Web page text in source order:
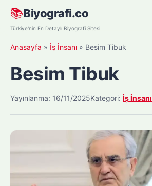
Skip
content
📚Biyografi.co
Türkiye'nin En Detaylı Biyografi Sitesi
Anasayfa » İş İnsanı » Besim Tibuk
Besim Tibuk
Yayınlanma: 16/11/2025Kategori: İş İnsanı